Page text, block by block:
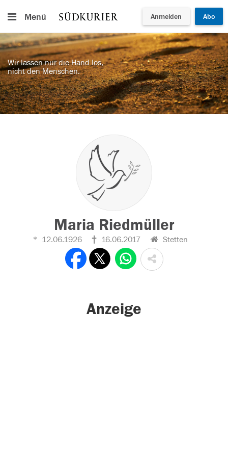
Menü Anmelden Abo
Wir lassen nur die Hand los,
nicht den Menschen.
Maria Riedmüller
12.06.1926 16.06.2017 Stetten
Anzeige